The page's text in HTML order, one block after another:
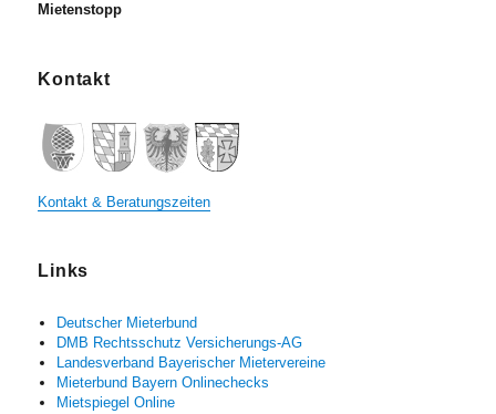
Mietenstopp
Kontakt
Kontakt & Beratungszeiten
Links
Deutscher Mieterbund
DMB Rechtsschutz Versicherungs-AG
Landesverband Bayerischer Mietervereine
Mieterbund Bayern Onlinechecks
Mietspiegel Online